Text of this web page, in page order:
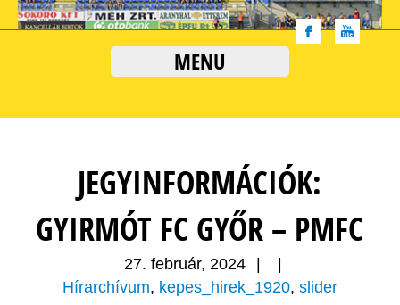
MENU
JEGYINFORMÁCIÓK:
GYIRMÓT FC GYŐR – PMFC
27. február, 2024
Hírarchívum, kepes_hirek_1920, slider